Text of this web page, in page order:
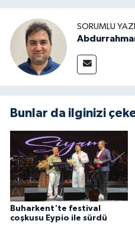
SORUMLU
Bunlar da ilginizi
Buharkent'te festival
coşkusu Eypio ile sürdü